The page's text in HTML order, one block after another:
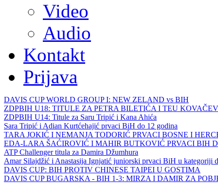
Video
Audio
Kontakt
Prijava
DAVIS CUP WORLD GROUP I: NEW ZELAND vs BIH
ZDPBIH U18: TITULE ZA PETRA BILETIĆA I TEU
ZDPBIH U14: Titule za Saru Tripić i Kana Ahića
Sara Tripić i Adian Kurtćehajić prvaci BiH do 12 godina
TARA JOKIĆ I NEMANJA TODORIĆ PRVACI BOSNE I
EDA-LARA ŠAĆIROVIĆ I MAHIR BUTKOVIĆ PRVACI BIH
ATP Challenger titula za Damira Džumhura
Amar Silajdžić i Anastasija Ignjatić juniorski prvaci BiH u kategoriji
DAVIS CUP: BIH PROTIV CHINESE TAIPEI U GOSTIMA
DAVIS CUP BUGARSKA - BIH 1-3: MIRZA I DAMIR ZA